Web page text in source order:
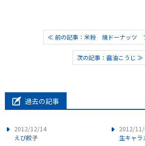
≪ 前の記事：米粉 焼ドーナッツ
次の記事：醤油こうじ ≫
過去の記事
2012/12/14
えび餃子
2012/
生キャ